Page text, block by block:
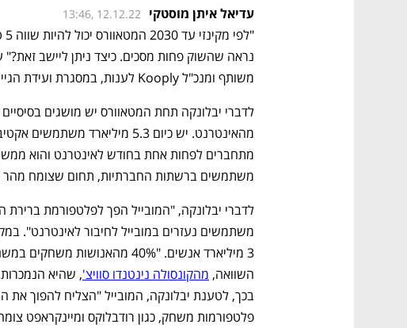
עדיאל איתן מוסטקי 13:46, 12.12.22
משותף ומנכ"ל Kooply לענות, במסגרת ועידת הגיימינג של כלכליסט בשיתוף גוגל ופלייטיקה.
משתמשים ברשתות החברתיות, תחום שצומח מהר
השוואה, מהקונסולה נינטנדו סוויצ'